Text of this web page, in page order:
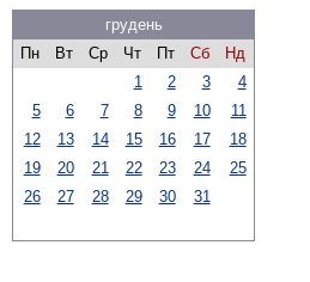
грудень
Пн
Вт Ср Чт Пт Сб
Нд
1
2 3
4
5
6 7 8 9 10
11
12
13 14 15 16 17
18
19
20 21 22 23 24
25
26
27 28 29 30 31